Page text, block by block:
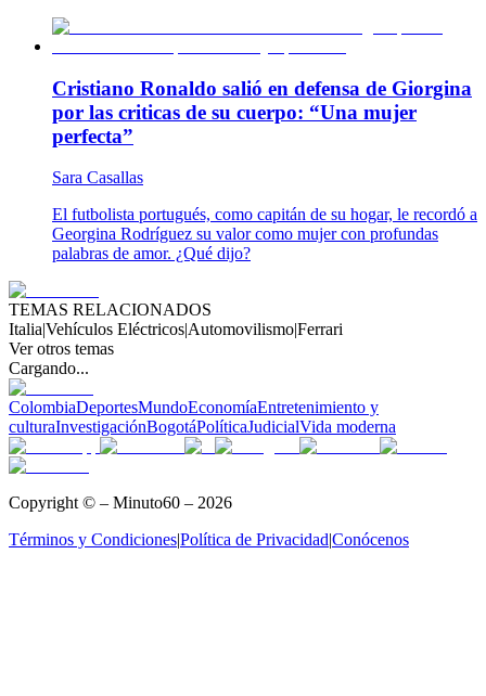
Cristiano Ronaldo salió en defensa de Giorgina
por las criticas de su cuerpo: “Una mujer
perfecta”
Sara Casallas
El futbolista portugués, como capitán de su hogar, le recordó a
Georgina Rodríguez su valor como mujer con profundas
palabras de amor. ¿Qué dijo?
TEMAS RELACIONADOS
Italia|Vehículos Eléctricos|Automovilismo|Ferrari
Ver otros temas
Cargando...
ColombiaDeportesMundoEconomíaEntretenimiento y
culturaInvestigaciónBogotáPolíticaJudicialVida moderna
Copyright © – Minuto60 – 2026
Términos y Condiciones|Política de Privacidad|Conócenos